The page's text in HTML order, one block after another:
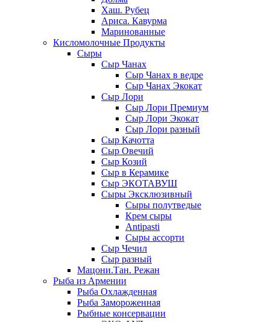
Хаш. Рубец
Ариса. Кавурма
Маринованные
Кисломолочные Продукты
Сыры
Сыр Чанах
Сыр Чанах в ведре
Сыр Чанах Экокат
Сыр Лори
Сыр Лори Премиум
Сыр Лори Экокат
Сыр Лори разный
Сыр Качотта
Сыр Овечий
Сыр Козий
Сыр в Керамике
Сыр ЭКОТАВУШ
Сыры Эксклюзивный
Сыры полутведые
Крем сыры
Antipasti
Сыры ассорти
Сыр Чечил
Сыр разный
Мацони.Тан. Режан
Рыба из Армении
Рыба Охлажденная
Рыба Замороженная
Рыбные консервации